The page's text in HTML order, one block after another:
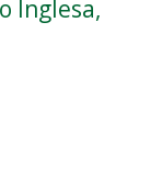
Inglesa,